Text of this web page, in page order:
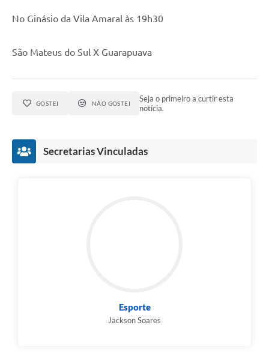
No Ginásio da Vila Amaral às 19h30
São Mateus do Sul X Guarapuava
GOSTEI NÃO GOSTEI
Seja o primeiro a curtir esta
notícia.
Secretarias Vinculadas
Esporte
Jackson Soares